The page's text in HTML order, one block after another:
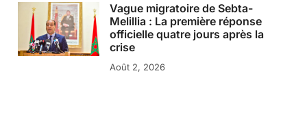
Vague migratoire de Sebta-
Melillia : La première réponse
officielle quatre jours après la
crise
Août 2, 2026